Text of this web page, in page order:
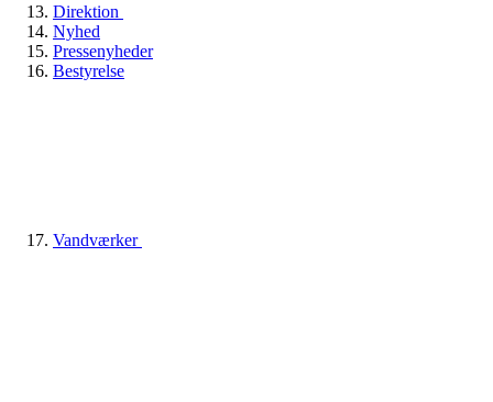
Direktion
Nyhed
Pressenyheder
Bestyrelse
Vandværker